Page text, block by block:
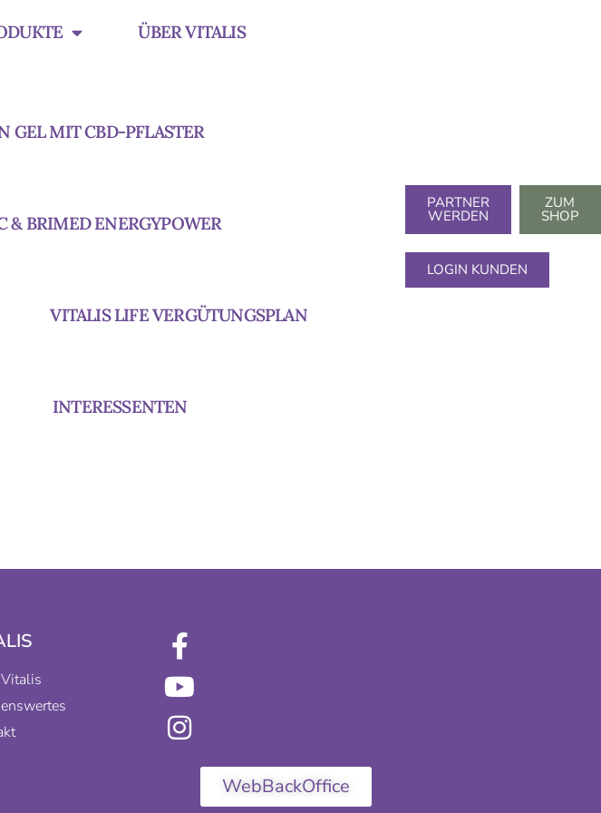
ÜBER VITALIS
GEL MIT CBD-PFLASTER
BRIMED ENERGYPOWER
VITALIS LIFE VERGÜTUNGSPLAN
INTERESSENTEN
PARTNER
WERDEN
ZUM
SHOP
LOGIN KUNDEN
WebBackOffice